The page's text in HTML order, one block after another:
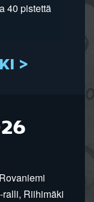
40 pistettä
>
Riihimäki